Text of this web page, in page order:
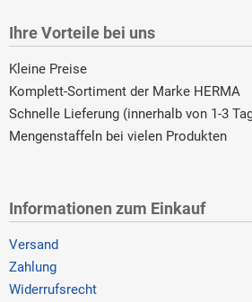
Ihre Vorteile bei uns
Kleine Preise
Komplett-Sortiment der Marke HERMA
Schnelle Lieferung (innerhalb von 1-3
Mengenstaffeln bei vielen Produkten
Informationen zum Einkauf
Versand
Zahlung
Widerrufsrecht